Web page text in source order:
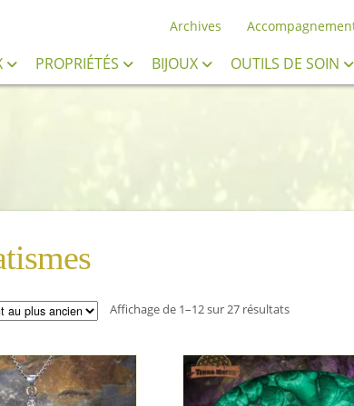
Archives
PROPRIÉTÉS BIJOUX OUTILS DE SOIN
Affichage de 1–12 sur 27 résultatsTrié
récent
au
plus